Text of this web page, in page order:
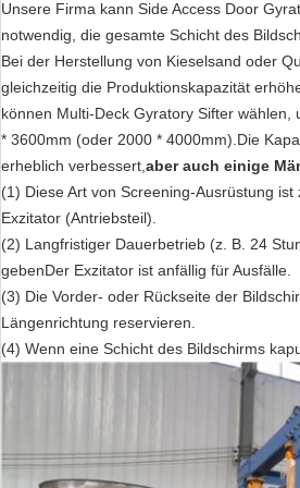
Unsere Firma kann Side Access Door
notwendig, die gesamte Schicht des
Bei der Herstellung von Kieselsand oder
gleichzeitig die Produktionskapazität
können Multi-Deck Gyratory Sifter
* 3600mm (oder 2000 * 4000mm).Die
erheblich verbessert, aber auch einige
(1) Diese Art von Screening-Ausrüstung
Exzitator (Antriebsteil).
(2) Langfristiger Dauerbetrieb (z. B. 24
gebenDer Exzitator ist anfällig für Ausfälle.
(3) Die Vorder- oder Rückseite der
Längenrichtung reservieren.
(4) Wenn eine Schicht des Bildschirms